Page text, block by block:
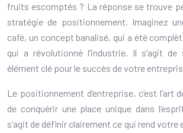
fruits escomptés ? La réponse se trouve
stratégie de positionnement. Imaginez
café, un concept banalisé, qui a été
qui a révolutionné l’industrie. Il s’agit
élément clé pour le succès de votre
Le positionnement d’entreprise, c’est l’art
de conquérir une place unique dans
s’agit de définir clairement ce qui rend